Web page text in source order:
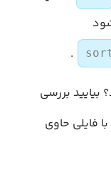
.
بیایید بررسی
فایلی حاوی